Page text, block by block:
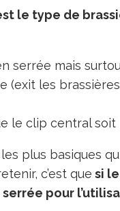
le type de
serrée mais
(exit les
le clip central
plus basiques
c’est que si
serrée pour